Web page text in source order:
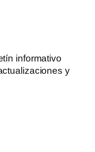
informativo
y